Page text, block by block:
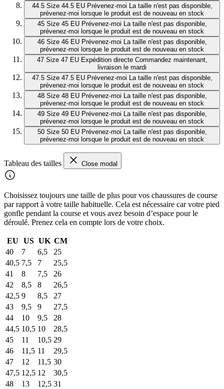
44.5 Size 44.5 EU Prévenez-moi La taille n'est pas disponible,
prévenez-moi lorsque le produit est de nouveau en stock
45 Size 45 EU Prévenez-moi La taille n'est pas disponible,
prévenez-moi lorsque le produit est de nouveau en stock
46 Size 46 EU Prévenez-moi La taille n'est pas disponible,
prévenez-moi lorsque le produit est de nouveau en stock
47 Size 47 EU Expédition directe Commandez maintenant,
livraison le mardi
47.5 Size 47.5 EU Prévenez-moi La taille n'est pas disponible,
prévenez-moi lorsque le produit est de nouveau en stock
48 Size 48 EU Prévenez-moi La taille n'est pas disponible,
prévenez-moi lorsque le produit est de nouveau en stock
49 Size 49 EU Prévenez-moi La taille n'est pas disponible,
prévenez-moi lorsque le produit est de nouveau en stock
50 Size 50 EU Prévenez-moi La taille n'est pas disponible,
prévenez-moi lorsque le produit est de nouveau en stock
Tableau des tailles Close modal
Choisissez toujours une taille de plus pour vos chaussures de course
par rapport à votre taille habituelle. Cela est nécessaire car votre pied
gonfle pendant la course et vous avez besoin d’espace pour le
déroulé. Prenez cela en compte lors de votre choix.
EU US UK CM
40
7 6,5
25
40,5 7,5 7
25,5
41
8 7,5
26
42
8,5 8
26,5
42,5 9 8,5
27
43
9,5 9
27,5
44
10 9,5
28
44,5 10,5 10
28,5
45
11 10,5 29
46
11,5 11
29,5
47
12 11,5 30
47,5 12,5 12
30,5
48
13 12,5 31